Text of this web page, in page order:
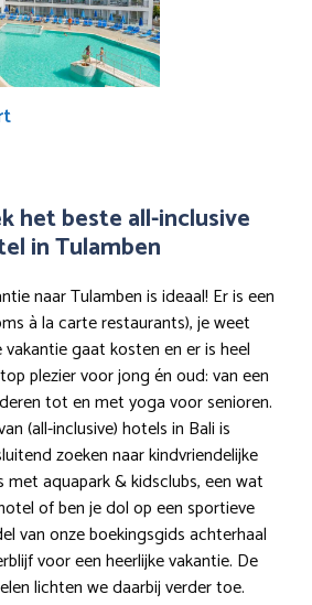
het beste all-inclusive
in Tulamben
naar Tulamben is ideaal! Er is een
à la carte restaurants), je weet
gaat kosten en er is heel
plezier voor jong én oud: van een
tot en met yoga voor senioren.
(all-inclusive) hotels in Bali is
zoeken naar kindvriendelijke
aquapark & kidsclubs, een wat
of ben je dol op een sportieve
van onze boekingsgids achterhaal
voor een heerlijke vakantie. De
lichten we daarbij verder toe.